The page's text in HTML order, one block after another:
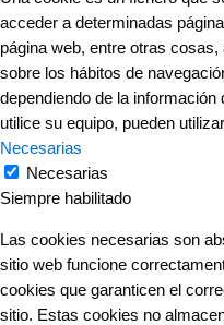
acceder a determinadas
página web, entre otras
sobre los hábitos de
dependiendo de la
utilice su equipo, pueden
Necesarias
Necesarias
Siempre habilitado
Las cookies necesarias son
sitio web funcione
cookies que garanticen el
sitio. Estas cookies no